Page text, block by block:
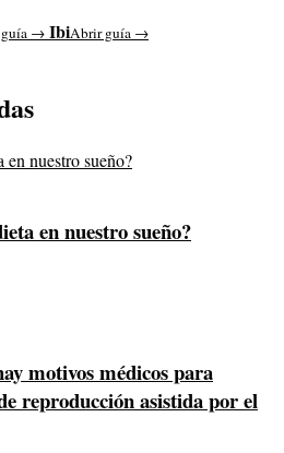
→ IbiAbrir guía →
en nuestro sueño?
motivos médicos para
reproducción asistida por el